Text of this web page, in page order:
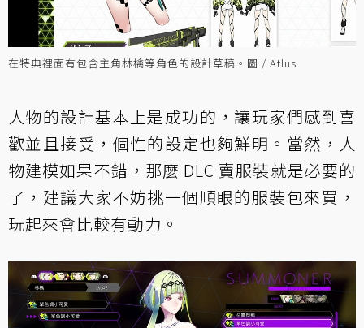
在特典裡面有包含主角林檎等角色的設計草稿。圖 / Atlus
人物的設計基本上是成功的，讓玩家們感到喜
歡並且接受，個性的設定也夠鮮明。當然，人
物建模如果不錯，那麼 DLC 賣服裝就是必要的
了，建議大家不妨挑一個順眼的服裝包來買，
玩起來會比較有動力。